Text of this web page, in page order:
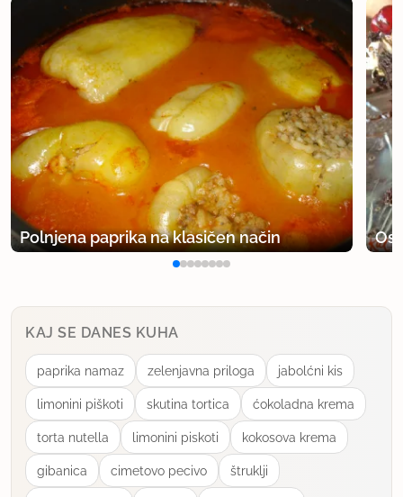
Polnjena paprika na klasičen način
KAJ SE DANES KUHA
paprika namaz zelenjavna priloga jabolćni kis
limonini piškoti skutina tortica ćokoladna krema
torta nutella limonini piskoti kokosova krema
gibanica cimetovo pecivo štruklji